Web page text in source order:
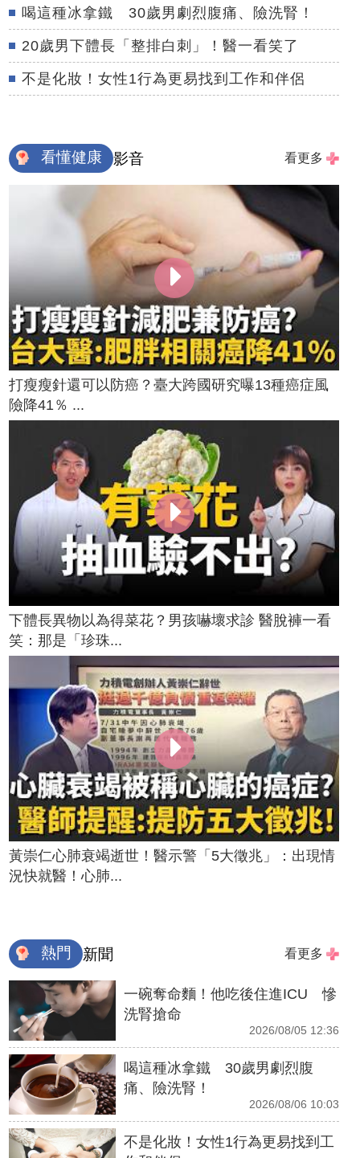
喝這種冰拿鐵 30歲男劇烈腹痛、險洗腎！
20歲男下體長「整排白刺」！醫一看笑了
不是化妝！女性1行為更易找到工作和伴侶
看懂健康 影音 看更多
打瘦瘦針還可以防癌？臺大跨國研究曝13種癌症風
險降41％ ...
下體長異物以為得菜花？男孩嚇壞求診 醫脫褲一看
笑：那是「珍珠...
黃崇仁心肺衰竭逝世！醫示警「5大徵兆」：出現情
況快就醫！心肺...
熱門 新聞 看更多
一碗奪命麵！他吃後住進ICU 慘
洗腎搶命
2026/08/05 12:36
喝這種冰拿鐵 30歲男劇烈腹
痛、險洗腎！
2026/08/06 10:03
不是化妝！女性1行為更易找到工